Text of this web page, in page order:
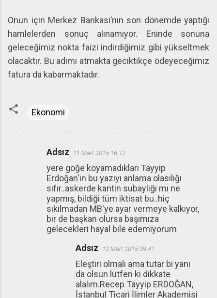
Onun için Merkez Bankası’nın son dönemde yaptığı
hamlelerden sonuç alınamıyor. Eninde sonuna
geleceğimiz nokta faizi indirdiğimiz gibi yükseltmek
olacaktır. Bu adımı atmakta geciktikçe ödeyeceğimiz
fatura da kabarmaktadır.
Ekonomi
Adsız 11 Mart 2015 16:12
yere göğe koyamadıkları Tayyip
Erdoğan'ın bu yazıyı anlama olasılığı
sıfır..askerde kantin subaylığı mı ne
yapmış, bildiği tüm iktisat bu..hiç
sıkılmadan MB'ye ayar vermeye kalkıyor,
bir de başkan olursa başımıza
gelecekleri hayal bile edemiyorum
Adsız 12 Mart 2015 09:41
Eleştiri olmalı ama tutar bi yanı
da olsun lütfen ki dikkate
alalım.Recep Tayyip ERDOĞAN,
İstanbul Ticari İlimler Akademisi